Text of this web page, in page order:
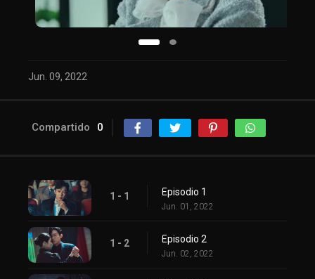
Jun. 09, 2022
Compartido 0
1 - 1 Episodio 1
Jun. 01, 2022
1 - 2 Episodio 2
Jun. 02, 2022